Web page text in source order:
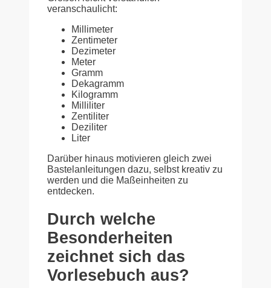
veranschaulicht:
Millimeter
Zentimeter
Dezimeter
Meter
Gramm
Dekagramm
Kilogramm
Milliliter
Zentiliter
Deziliter
Liter
Darüber hinaus motivieren gleich zwei
Bastelanleitungen dazu, selbst kreativ zu
werden und die Maßeinheiten zu
entdecken.
Durch welche
Besonderheiten
zeichnet sich das
Vorlesebuch aus?